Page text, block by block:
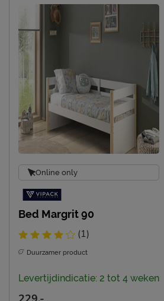
Materiaal
grenen
Materiaal poten
grenen
Goed om te weten
Onderhoud
doekje
Garantie
2 jaar
Montage
niet
Online only
Bed Margrit 90
(1)
Duurzamer product
Levertijdindicatie: 2 tot 4 weken